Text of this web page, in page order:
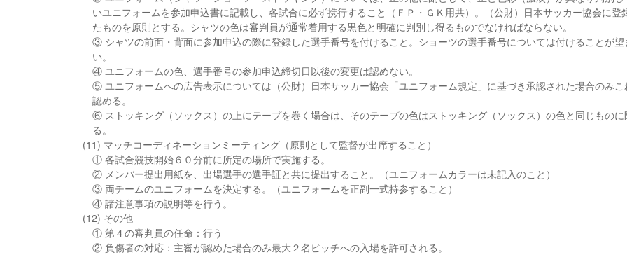
いユニフォームを参加申込書に記載し、各試合に必ず携行すること（ＦＰ・ＧＫ用共）。（公財）日本サッカー協会に登
たものを原則とする。シャツの色は審判員が通常着用する黒色と明確に判別し得るものでなければならない。
③ シャツの前面・背面に参加申込の際に登録した選手番号を付けること。ショーツの選手番号については付けることが望
い。
④ ユニフォームの色、選手番号の参加申込締切日以後の変更は認めない。
⑤ ユニフォームへの広告表示については（公財）日本サッカー協会「ユニフォーム規定」に基づき承認された場合のみこ
認める。
⑥ ストッキング（ソックス）の上にテープを巻く場合は、そのテープの色はストッキング（ソックス）の色と同じものに
る。
(11) マッチコーディネーションミーティング（原則として監督が出席すること）
① 各試合競技開始６０分前に所定の場所で実施する。
② メンバー提出用紙を、出場選手の選手証と共に提出すること。（ユニフォームカラーは未記入のこと）
③ 両チームのユニフォームを決定する。（ユニフォームを正副一式持参すること）
④ 諸注意事項の説明等を行う。
(12) その他
① 第４の審判員の任命：行う
② 負傷者の対応：主審が認めた場合のみ最大２名ピッチへの入場を許可される。